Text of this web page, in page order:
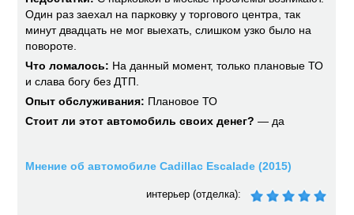
Один раз заехал на парковку у торгового центра, так
минут двадцать не мог выехать, слишком узко было на
повороте.
Что ломалось: На данный момент, только плановые ТО
и слава богу без ДТП.
Опыт обслуживания: Плановое ТО
Стоит ли этот автомобиль своих денег? — да
Мнение об автомобиле Cadillac Escalade (2015)
интерьер (отделка):